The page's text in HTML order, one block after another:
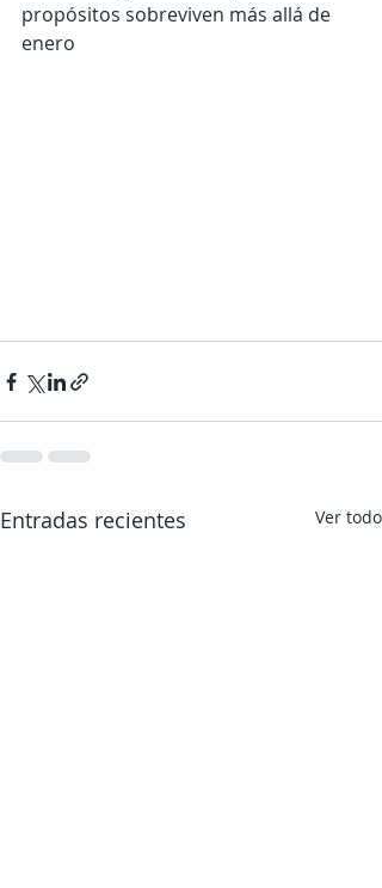
propósitos sobreviven más allá de
enero
Entradas recientes Ver todo